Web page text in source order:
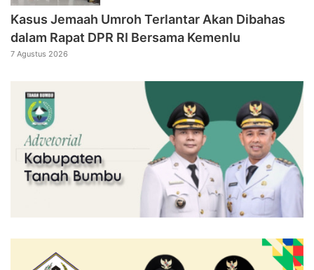
Kasus Jemaah Umroh Terlantar Akan Dibahas
dalam Rapat DPR RI Bersama Kemenlu
7 Agustus 2026